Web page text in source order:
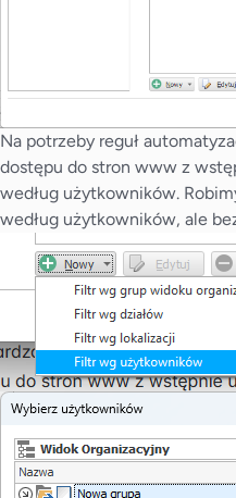
Na potrzeby reguł
dostępu do stron www z
według użytkowników.
według użytkowników, ale